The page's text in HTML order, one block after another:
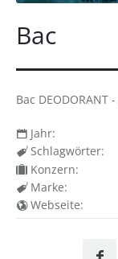
Bac
Bac
Jahr:
Schlagwörter:
Konzern:
Marke:
Webseite: